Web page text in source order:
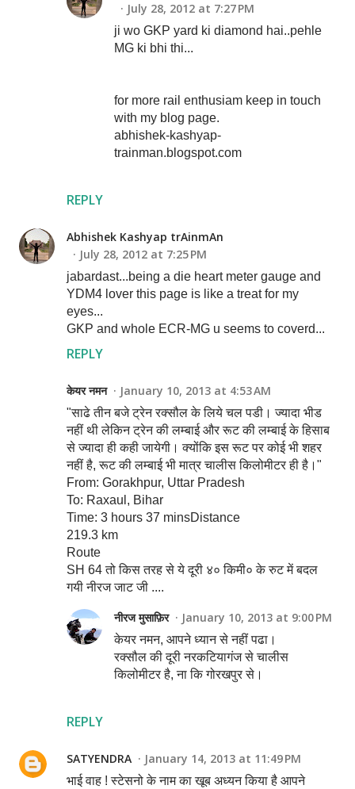
REPLY
July 28, 2012 at 7:27 PM
ji wo GKP yard ki diamond hai..pehle
MG ki bhi thi...
for more rail enthusiam keep in touch
with my blog page.
abhishek-kashyap-
trainman.blogspot.com
Abhishek Kashyap trAinmAn
July 28, 2012 at 7:25 PM
jabardast...being a die heart meter gauge and
YDM4 lover this page is like a treat for my
eyes...
GKP and whole ECR-MG u seems to coverd...
REPLY
केयर नमन January 10, 2013 at 4:53 AM
"साढे तीन बजे ट्रेन रक्सौल के लिये चल पडी। ज्यादा भीड
नहीं थी लेकिन ट्रेन की लम्बाई और रूट की लम्बाई के हिसाब
से ज्यादा ही कही जायेगी। क्योंकि इस रूट पर कोई भी शहर
नहीं है, रूट की लम्बाई भी मात्र चालीस किलोमीटर ही है।"
From: Gorakhpur, Uttar Pradesh
To: Raxaul, Bihar
Time: 3 hours 37 minsDistance
219.3 km
Route
SH 64 तो किस तरह से ये दूरी ४० किमी० के रुट में बदल
गयी नीरज जाट जी ....
REPLY
नीरज मुसाफ़िर January 10, 2013 at 9:00 PM
केयर नमन, आपने ध्यान से नहीं पढा।
रक्सौल की दूरी नरकटियागंज से चालीस
किलोमीटर है, ना कि गोरखपुर से।
SATYENDRA January 14, 2013 at 11:49 PM
भाई वाह ! स्टेसनो के नाम का खूब अध्यन किया है आपने